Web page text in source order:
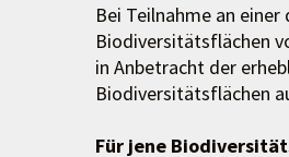
Bei Teilnahme an
Biodiversitätsflächen
in Anbetracht der
Biodiversitätsflächen
Für jene